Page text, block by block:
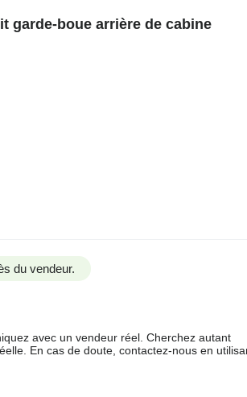
garde-boue arrière de cabine
du vendeur.
avec un vendeur réel. Cherchez autant
En cas de doute, contactez-nous en